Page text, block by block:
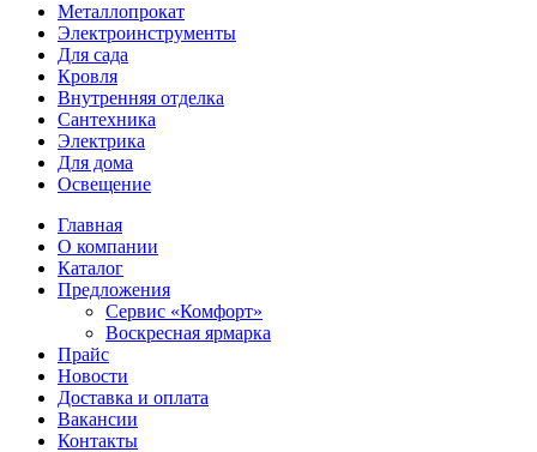
Металлопрокат
Электроинструменты
Для сада
Кровля
Внутренняя отделка
Сантехника
Электрика
Для дома
Освещение
Главная
О компании
Каталог
Предложения
Сервис «Комфорт»
Воскресная ярмарка
Прайс
Новости
Доставка и оплата
Вакансии
Контакты